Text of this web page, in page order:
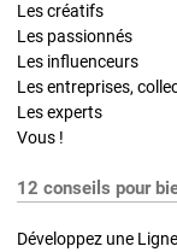
Les créatifs
Les passionnés
Les influenceurs
Les entreprises,
Les experts
Vous !
12 conseils pour
Développez une